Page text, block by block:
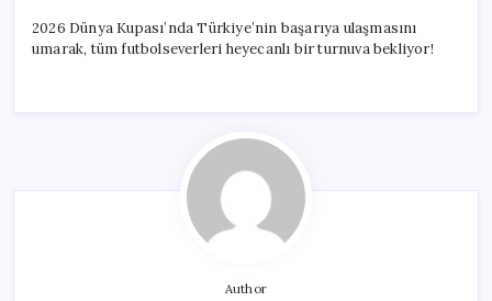
2026 Dünya Kupası’nda Türkiye’nin başarıya ulaşmasını
umarak, tüm futbolseverleri heyecanlı bir turnuva bekliyor!
Author